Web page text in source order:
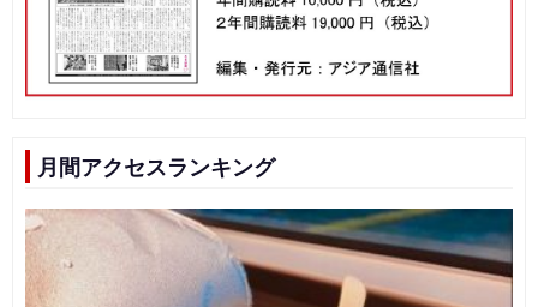
月間アクセスランキング